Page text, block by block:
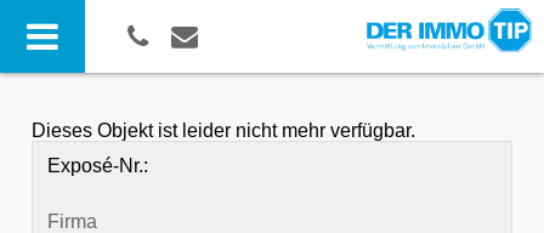
Dieses Objekt ist leider nicht mehr verfügbar.
Exposé-Nr.:
Firma